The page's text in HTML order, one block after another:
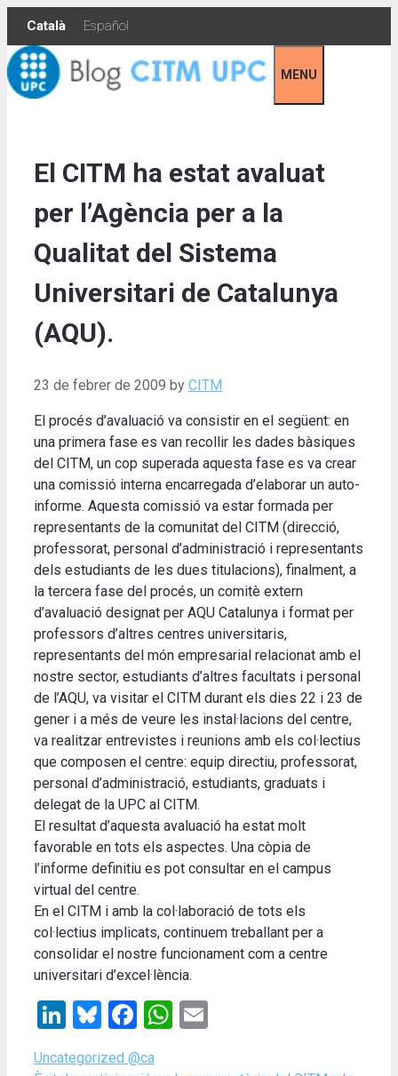
Skip
content
Català Español
MENU
El CITM ha estat avaluat
per l’Agència per a la
Qualitat del Sistema
Universitari de Catalunya
(AQU).
23 de febrer de 2009 by CITM
El procés d’avaluació va consistir en el següent: en
una primera fase es van recollir les dades bàsiques
del CITM, un cop superada aquesta fase es va crear
una comissió interna encarregada d’elaborar un auto-
informe. Aquesta comissió va estar formada per
representants de la comunitat del CITM (direcció,
professorat, personal d’administració i representants
dels estudiants de les dues titulacions), finalment, a
la tercera fase del procés, un comitè extern
d’avaluació designat per AQU Catalunya i format per
professors d’altres centres universitaris,
representants del món empresarial relacionat amb el
nostre sector, estudiants d’altres facultats i personal
de l’AQU, va visitar el CITM durant els dies 22 i 23 de
gener i a més de veure les instal·lacions del centre,
va realitzar entrevistes i reunions amb els col·lectius
que composen el centre: equip directiu, professorat,
personal d’administració, estudiants, graduats i
delegat de la UPC al CITM.
El resultat d’aquesta avaluació ha estat molt
favorable en tots els aspectes. Una còpia de
l’informe definitiu es pot consultar en el campus
virtual del centre.
En el CITM i amb la col·laboració de tots els
col·lectius implicats, continuem treballant per a
consolidar el nostre funcionament com a centre
universitari d’excel·lència.
LinkedIn
Bluesky
Facebook
WhatsApp
Categories
Uncategorized @ca